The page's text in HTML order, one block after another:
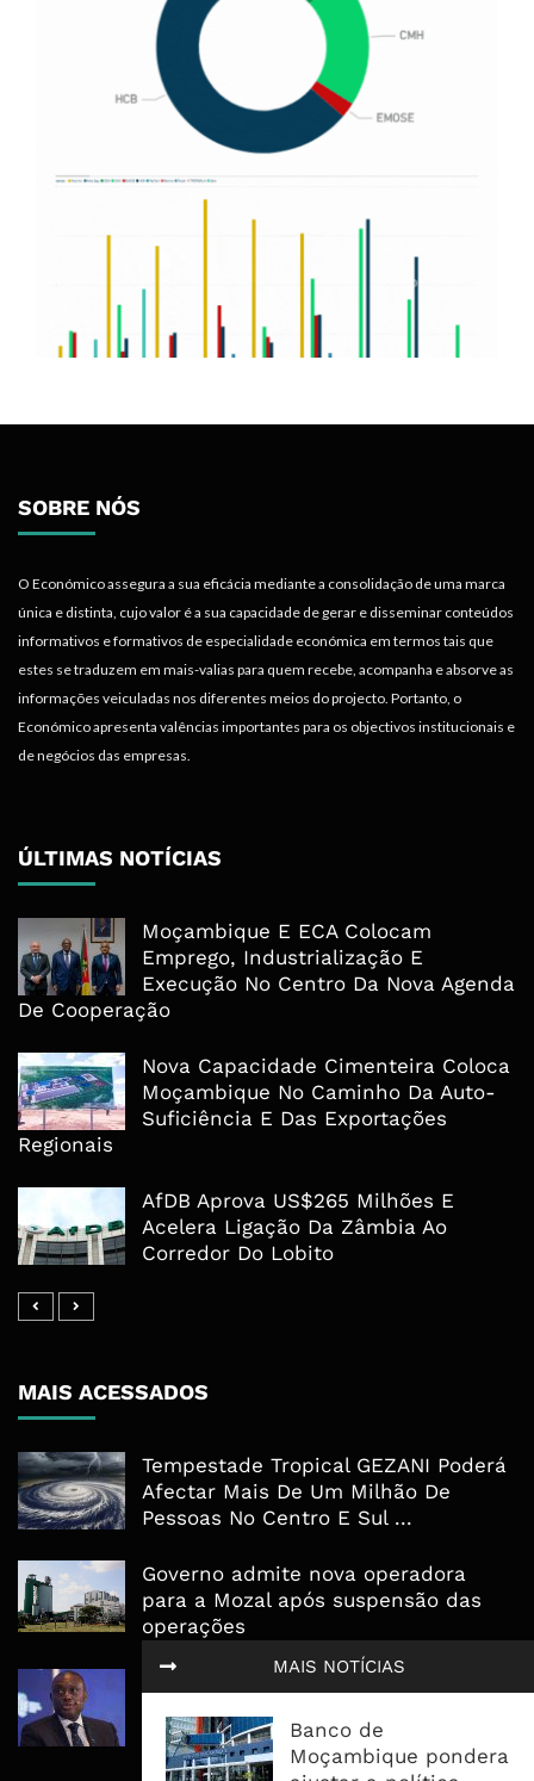
MAIS NOTÍCIAS
Banco de
Moçambique pondera
SOBRE NÓS
O Económico assegura a sua eficácia mediante a consolidação de uma marca
única e distinta, cujo valor é a sua capacidade de gerar e disseminar conteúdos
informativos e formativos de especialidade económica em termos tais que
estes se traduzem em mais-valias para quem recebe, acompanha e absorve as
informações veiculadas nos diferentes meios do projecto. Portanto, o
Económico apresenta valências importantes para os objectivos institucionais e
de negócios das empresas.
ÚLTIMAS NOTÍCIAS
Moçambique E ECA Colocam
Emprego, Industrialização E
Execução No Centro Da Nova Agenda
De Cooperação
Nova Capacidade Cimenteira Coloca
Moçambique No Caminho Da Auto-
Suficiência E Das Exportações
Regionais
AfDB Aprova US$265 Milhões E
Acelera Ligação Da Zâmbia Ao
Corredor Do Lobito
MAIS ACESSADOS
Tempestade Tropical GEZANI Poderá
Afectar Mais De Um Milhão De
Pessoas No Centro E Sul ...
Governo admite nova operadora
para a Mozal após suspensão das
operações
CEO do Standard Bank pede ao
facilite os negócios